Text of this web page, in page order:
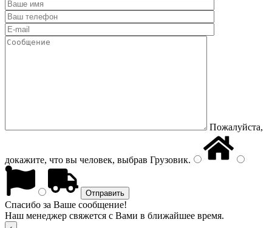
Пожалуйста,
докажите, что вы человек, выбрав Грузовик.
Спасибо за Ваше сообщение!
Наш менеджер свяжется с Вами в ближайшее время.